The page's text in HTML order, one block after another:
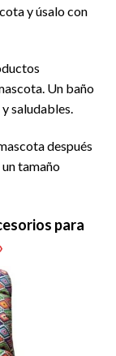
y úsalo con
Un baño
saludables.
después
tamaño
para